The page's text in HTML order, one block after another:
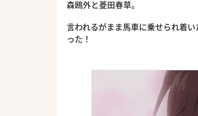
森鴎外と菱田春草。
言われるがまま馬車に乗せられ着
った！